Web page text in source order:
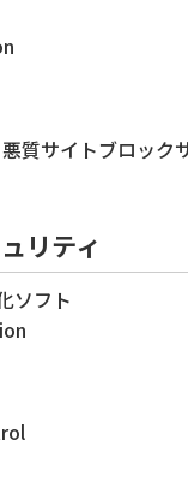
質サイトブロック
リティ
ソフト